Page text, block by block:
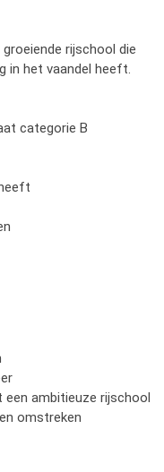
rijschool die
in het vaandel heeft.
categorie B
een ambitieuze rijschool
omstreken